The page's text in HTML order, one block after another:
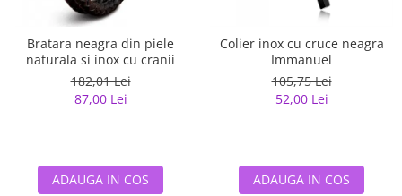
Bratara neagra din piele
naturala si inox cu cranii
182,01 Lei
87,00 Lei
ADAUGA IN COS
Colier inox cu cruce neagra
Immanuel
105,75 Lei
52,00 Lei
ADAUGA IN COS